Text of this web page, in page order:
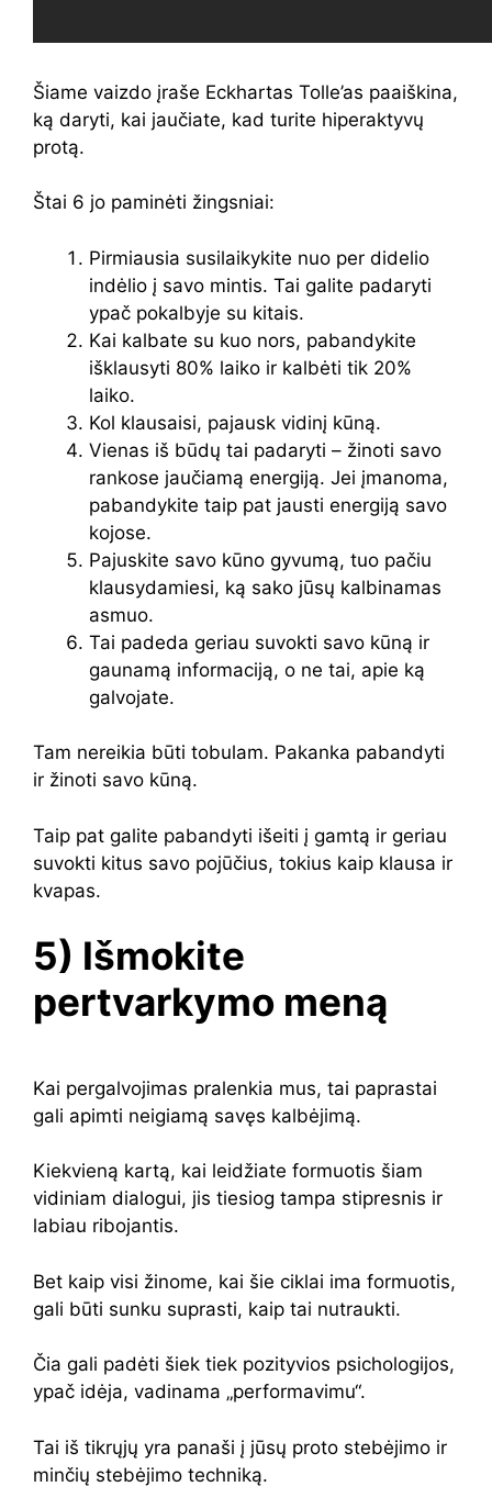
Šiame vaizdo įraše Eckhartas Tolle’as paaiškina,
ką daryti, kai jaučiate, kad turite hiperaktyvų
protą.
Štai 6 jo paminėti žingsniai:
Pirmiausia susilaikykite nuo per didelio
indėlio į savo mintis. Tai galite padaryti
ypač pokalbyje su kitais.
Kai kalbate su kuo nors, pabandykite
išklausyti 80% laiko ir kalbėti tik 20%
laiko.
Kol klausaisi, pajausk vidinį kūną.
Vienas iš būdų tai padaryti – žinoti savo
rankose jaučiamą energiją. Jei įmanoma,
pabandykite taip pat jausti energiją savo
kojose.
Pajuskite savo kūno gyvumą, tuo pačiu
klausydamiesi, ką sako jūsų kalbinamas
asmuo.
Tai padeda geriau suvokti savo kūną ir
gaunamą informaciją, o ne tai, apie ką
galvojate.
Tam nereikia būti tobulam. Pakanka pabandyti
ir žinoti savo kūną.
Taip pat galite pabandyti išeiti į gamtą ir geriau
suvokti kitus savo pojūčius, tokius kaip klausa ir
kvapas.
5) Išmokite
pertvarkymo meną
Kai pergalvojimas pralenkia mus, tai paprastai
gali apimti neigiamą savęs kalbėjimą.
Kiekvieną kartą, kai leidžiate formuotis šiam
vidiniam dialogui, jis tiesiog tampa stipresnis ir
labiau ribojantis.
Bet kaip visi žinome, kai šie ciklai ima formuotis,
gali būti sunku suprasti, kaip tai nutraukti.
Čia gali padėti šiek tiek pozityvios psichologijos,
ypač idėja, vadinama „performavimu“.
Tai iš tikrųjų yra panaši į jūsų proto stebėjimo ir
minčių stebėjimo techniką.